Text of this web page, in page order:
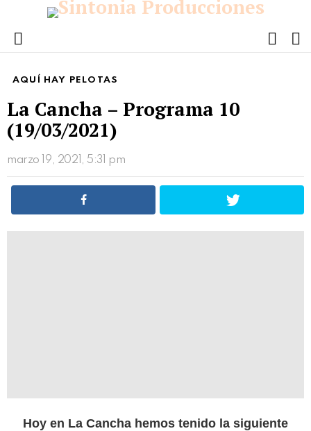
Menu
AQUÍ HAY PELOTAS
La Cancha – Programa 10
(19/03/2021)
marzo 19, 2021, 5:31 pm
Hoy en La Cancha hemos tenido la siguiente